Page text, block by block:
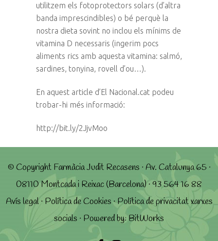
utilitzem els fotoprotectors solars (d’altra
banda imprescindibles) o bé perquè la
nostra dieta sovint no inclou els mínims de
vitamina D necessaris (ingerim pocs
aliments rics amb aquesta vitamina: salmó,
sardines, tonyina, rovell d’ou…).
En aquest article d’El Nacional.cat podeu
trobar-hi més informació:
http://bit.ly/2JjvMoo
© Copyright Farmàcia Judit Recasens · Av. Catalunya 65 ·
08110 Montcada i Reixac (Barcelona) · 93 564 16 88
Avís legal· Política de Cookies·Política de privacitat xarxes
socials · Powered by:BitWorks